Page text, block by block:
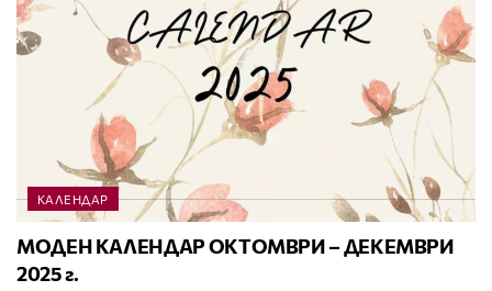
КАЛЕНДАР
МОДЕН КАЛЕНДАР ОКТОМВРИ – ДЕКЕМВРИ
2025 г.